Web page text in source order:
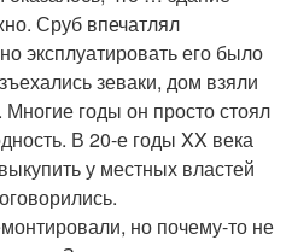
Сруб впечатлял
эксплуатировать его было
зеваки, дом взяли
годы он просто стоял
В 20-е годы XX века
у местных властей
но почему-то не